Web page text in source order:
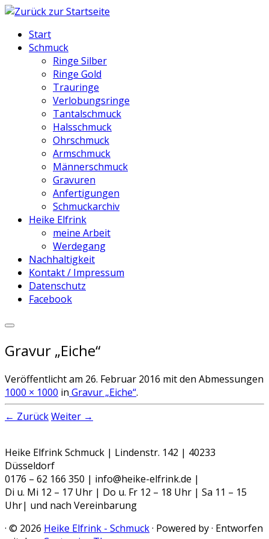
Start
Schmuck
Ringe Silber
Ringe Gold
Trauringe
Verlobungsringe
Tantalschmuck
Halsschmuck
Ohrschmuck
Armschmuck
Männerschmuck
Gravuren
Anfertigungen
Schmuckarchiv
Heike Elfrink
meine Arbeit
Werdegang
Nachhaltigkeit
Kontakt / Impressum
Datenschutz
Facebook
Gravur „Eiche“
Veröffentlicht am 26. Februar 2016 mit den Abmessungen
1000 × 1000 in Gravur „Eiche“.
← ZurückWeiter →
Heike Elfrink Schmuck | Lindenstr. 142 | 40233
Düsseldorf
0176 – 62 166 350 | info@heike-elfrink.de |
Di u. Mi 12 – 17 Uhr | Do u. Fr 12 – 18 Uhr | Sa 11 – 15
Uhr| und nach Vereinbarung
· © 2026 Heike Elfrink - Schmuck· Powered by· Entworfen